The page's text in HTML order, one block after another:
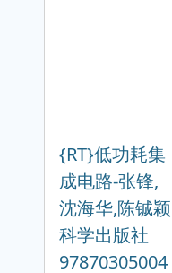
{RT}低功耗集
成电路-张锋,
沈海华,陈铖颖
科学出版社
97870305004